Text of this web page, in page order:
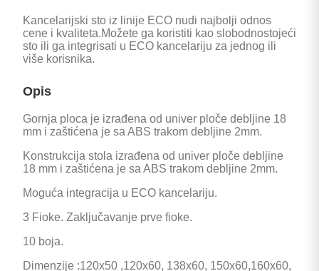
Kancelarijski sto iz linije ECO nudi najbolji odnos
cene i kvaliteta.Možete ga koristiti kao slobodnostojeći
sto ili ga integrisati u ECO kancelariju za jednog ili
više korisnika.
Opis
Gornja ploca je izrađena od univer ploče debljine 18
mm i zaštićena je sa ABS trakom debljine 2mm.
Konstrukcija stola izrađena od univer ploče debljine
18 mm i zaštićena je sa ABS trakom debljine 2mm.
Moguća integracija u ECO kancelariju.
3 Fioke. Zaključavanje prve fioke.
10 boja.
Dimenzije :120x50 ,120x60, 138x60, 150x60,160x60,